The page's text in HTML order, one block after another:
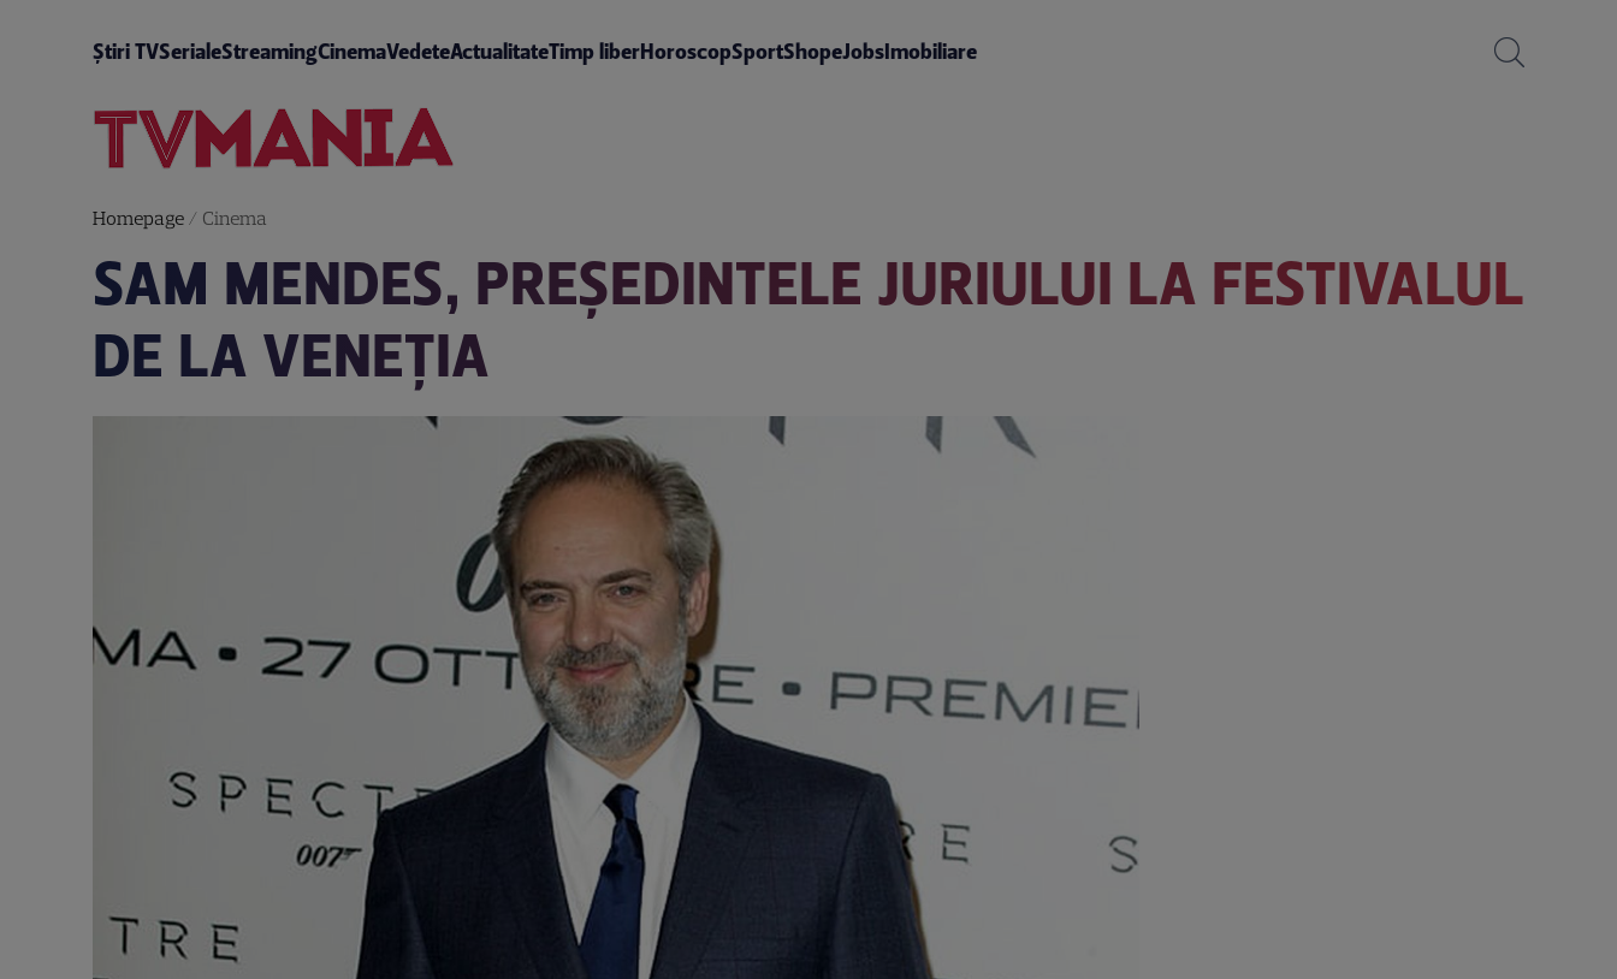
Știri TVSerialeStreamingCinemaVedeteActualitateTimp liberHoroscopSportShopeJobsImobiliare
Homepage/ Cinema
SAM MENDES, PREŞEDINTELE JURIULUI LA FESTIVALUL
DE LA VENEŢIA